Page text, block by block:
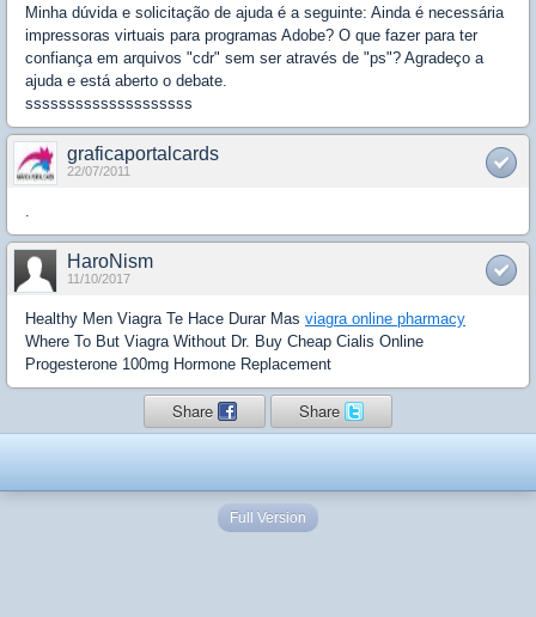
Minha dúvida e solicitação de ajuda é a seguinte: Ainda é necessária
impressoras virtuais para programas Adobe? O que fazer para ter
confiança em arquivos "cdr" sem ser através de "ps"? Agradeço a
ajuda e está aberto o debate.
ssssssssssssssssssss
graficaportalcards
22/07/2011
.
HaroNism
11/10/2017
Healthy Men Viagra Te Hace Durar Mas viagra online pharmacy
Where To But Viagra Without Dr. Buy Cheap Cialis Online
Progesterone 100mg Hormone Replacement
Share Share
Full Version